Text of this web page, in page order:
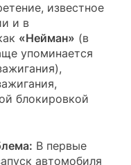
известное
и в
«Нейман» (в
упоминается
блокировкой
В первые
автомобиля